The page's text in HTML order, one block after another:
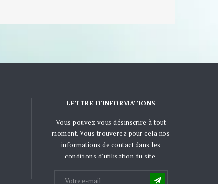
LETTRE D'INFORMATIONS
Vous pouvez vous désinscrire à tout
moment. Vous trouverez pour cela nos
informations de contact dans les
conditions d'utilisation du site.